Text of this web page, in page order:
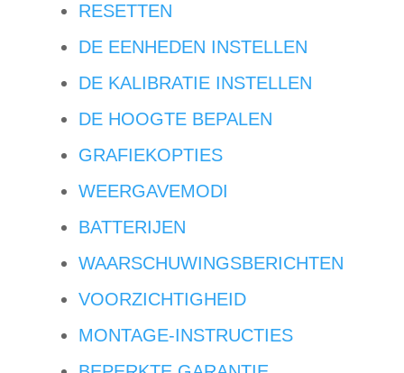
RESETTEN
DE EENHEDEN INSTELLEN
DE KALIBRATIE INSTELLEN
DE HOOGTE BEPALEN
GRAFIEKOPTIES
WEERGAVEMODI
BATTERIJEN
WAARSCHUWINGSBERICHTEN
VOORZICHTIGHEID
MONTAGE-INSTRUCTIES